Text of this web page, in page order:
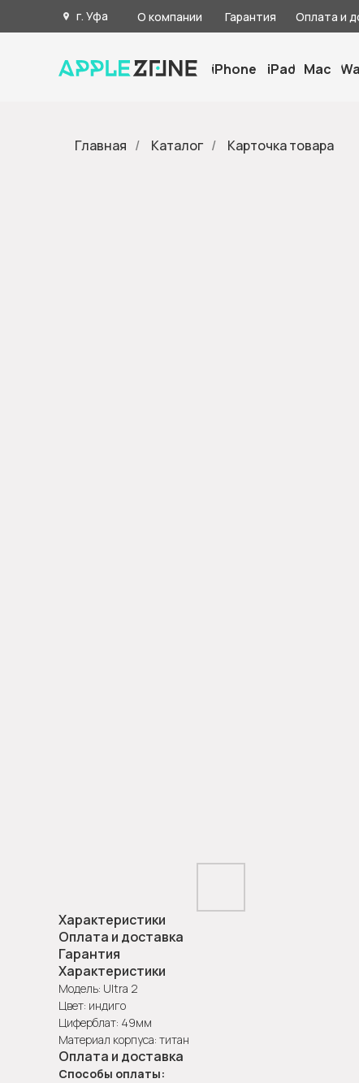
О компании Гарантия Оплата и
iPhone iPad Mac
г. Уфа
Главная / Каталог / Карточка товара
Характеристики
Оплата и доставка
Гарантия
Характеристики
Модель: Ultra 2
Цвет: индиго
Циферблат: 49мм
Материал корпуса: титан
Оплата и доставка
Способы оплаты: